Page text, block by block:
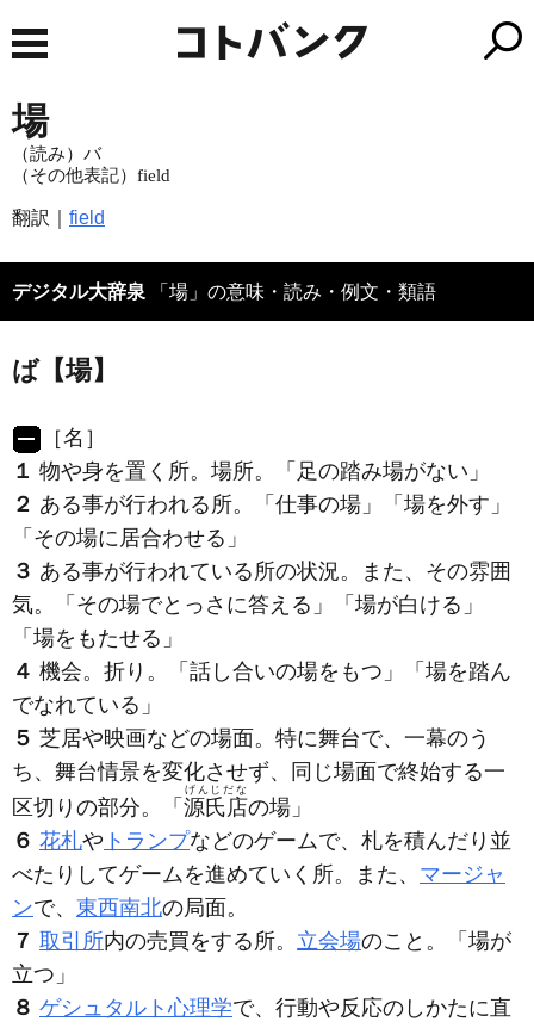
場
（読み）バ
（その他表記）field
翻訳｜ field
デジタル大辞泉 「場」の意味・読み・例文・類語
ば【場】
［名］
１ 物や身を置く所。場所。「足の踏み場がない」
２ ある事が行われる所。「仕事の場 」「 場を外す」
「その場に居合わせる」
３ ある事が行われている所の状況。また、その雰囲
気。「その場でとっさに答える」「 場が白ける」
「 場をもたせる」
４ 機会。折り。「話し合いの場をもつ」「 場を踏ん
でなれている」
５ 芝居や映画などの場面。特に舞台で、一幕のう
ち、舞台情景を変化させず、同じ場面で終始する一
区切りの部分。「 源氏店
げんじだな
の場 」
６ 花札や トランプなどのゲームで、札を積んだり並
べたりしてゲームを進めていく所。また、 マージャ
ンで、 東西南北の局面。
７ 取引所内の売買をする所。 立会場のこと。「 場が
立つ」
８ ゲシュタルト心理学で、行動や反応のしかたに直